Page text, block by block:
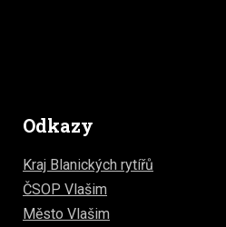
Odkazy
Kraj Blanických rytířů
ČSOP Vlašim
Město Vlašim